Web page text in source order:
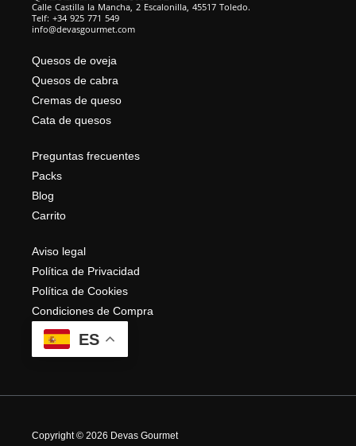
Calle Castilla la Mancha, 2 Escalonilla, 45517 Toledo.
Telf: +34 925 771 549
info@devasgourmet.com
Quesos de oveja
Quesos de cabra
Cremas de queso
Cata de quesos
Preguntas frecuentes
Packs
Blog
Carrito
Aviso legal
Política de Privacidad
Política de Cookies
Condiciones de Compra
ES
Copyright © 2026 Devas Gourmet